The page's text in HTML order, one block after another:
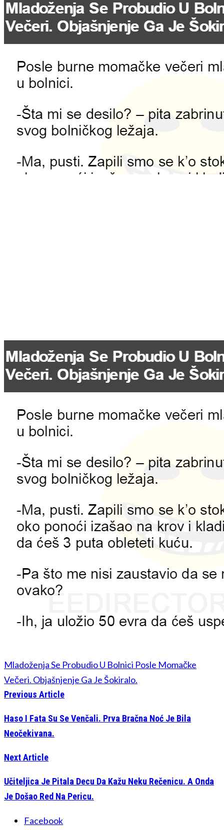
Mladoženja Se Probudio U Bolnici Posle Momačke
Večeri. Objašnjenje Ga Je Šokiralo.
Previous Article
Haso I Fata Su Se Venčali. Prva Bračna Noć Je Bila
Neočekivana.
Next Article
Učiteljica Je Pitala Decu Da Kažu Neku Rečenicu. A Onda
Je Došao Red Na Pericu.
Facebook